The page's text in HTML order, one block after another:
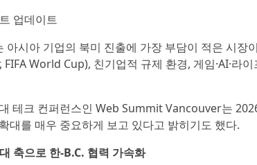
업데이트
아시아 기업의 북미 진출에 가장 부담이 적은 시
World Cup), 친기업적 규제 환경, 게임·AI·라
테크 컨퍼런스인 Web Summit Vancouver는
대를 매우 중요하게 보고 있다고 밝히기도 했다.
축으로 한-B.C. 협력 가속화